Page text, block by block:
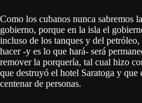
Como los cubanos nunca sabremos
gobierno, porque en la isla el
incluso de los tanques y del
hacer -y es lo que hará- será
remover la porquería, tal cual hizo
que destruyó el hotel Saratoga y que
centenar de personas.